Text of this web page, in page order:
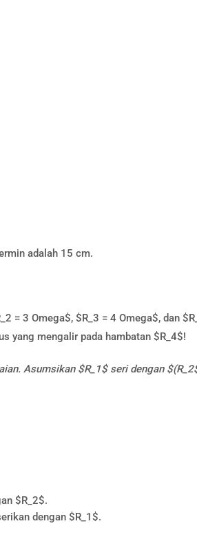
adalah 15 cm.
= 3 Omega$, $R_3 = 4 Omega$, dan
yang mengalir pada hambatan $R_4$!
Asumsikan $R_1$ seri dengan
$R_2$.
dengan $R_1$.